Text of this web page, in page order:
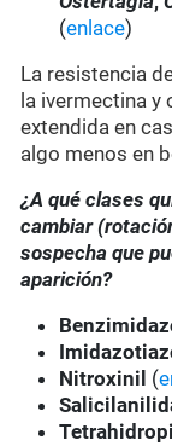
(enlace)
La resistencia
la ivermectina
extendida en
algo menos en
¿A qué clases
cambiar
sospecha que
aparición?
Nitroxinil (